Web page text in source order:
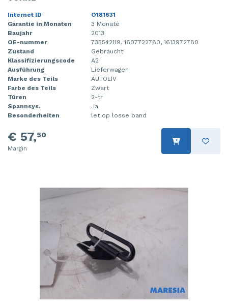
Internet ID
O181631
Garantie in Monaten
3 Monate
Baujahr
2013
OE-nummer
735542119, 1607722780, 1613972780
Zustand
Gebraucht
Klassifizierungscode
A2
Ausführung
Lieferwagen
Marke des Teils
AUTOLIV
Farbe des Teils
Zwart
Türen
2-tr
Spannsys.
Ja
Besonderheiten
let op losse band
€ 57,50
Margin